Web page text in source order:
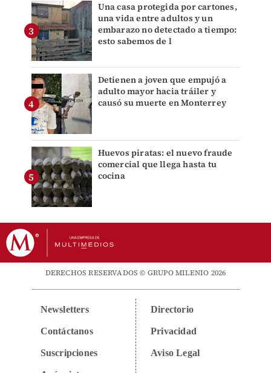
Una casa protegida por cartones,
una vida entre adultos y un
embarazo no detectado a tiempo:
esto sabemos de l
Detienen a joven que empujó a
adulto mayor hacia tráiler y
causó su muerte en Monterrey
Huevos piratas: el nuevo fraude
comercial que llega hasta tu
cocina
DERECHOS RESERVADOS © GRUPO MILENIO 2026
Newsletters
Contáctanos
Suscripciones
Directorio
Privacidad
Aviso Legal